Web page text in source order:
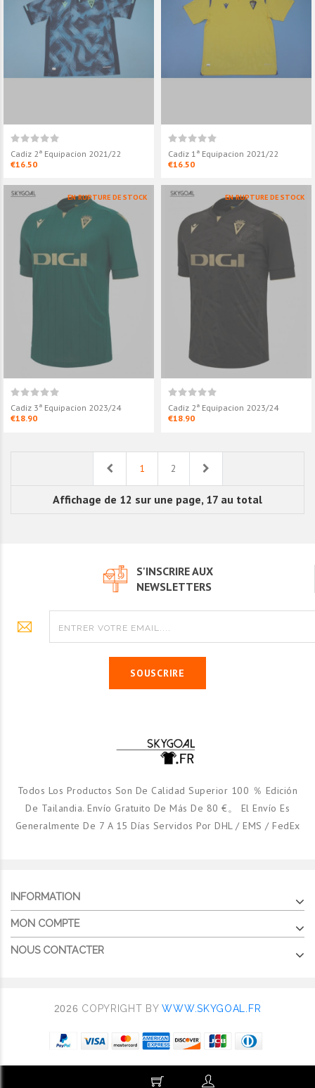
Cadiz 2ª Equipacion 2024/25
€18.90
Cadiz 1ª Equipacion 2024/25
Cadiz 2ª
€18.90
Cadiz 1ª
Cadiz 2ª Equipacion 2021/22
€16.50
Cadiz 1ª Equipacion 2021/22
€16.50
EN RUPTURE DE STOCK
Cadiz 3ª Equipacion 2023/24
€18.90
EN RUPTURE DE STOCK
Cadiz 2ª Equipacion 2023/24
€18.90
Previous1 2 Next
Affichage de 12 sur une page, 17 au total
S'INSCRIRE AUX
NEWSLETTERS
SOUSCRIRE
Todos Los Productos Son De Calidad Superior 100 ％ Edición
De Tailandia. Envío Gratuito De Más De 80 €。 El Envío Es
Generalmente De 7 A 15 Días Servidos Por DHL / EMS / FedEx
INFORMATION
MON COMPTE
NOUS CONTACTER
2026 COPYRIGHT BYWWW.SKYGOAL.FR